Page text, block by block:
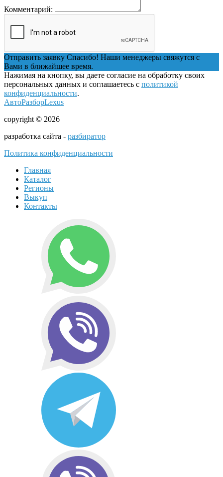
Комментарий:
Отправить заявку Спасибо! Наши менеджеры свяжутся с
Вами в ближайшее время.
Нажимая на кнопку, вы даете согласие на обработку своих
персональных данных и соглашаетесь с политикой
конфиденциальности.
АвтоРазборLexus
copyright © 2026
разработка сайта - разбиратор
Политика конфиденциальности
Главная
Каталог
Регионы
Выкуп
Контакты